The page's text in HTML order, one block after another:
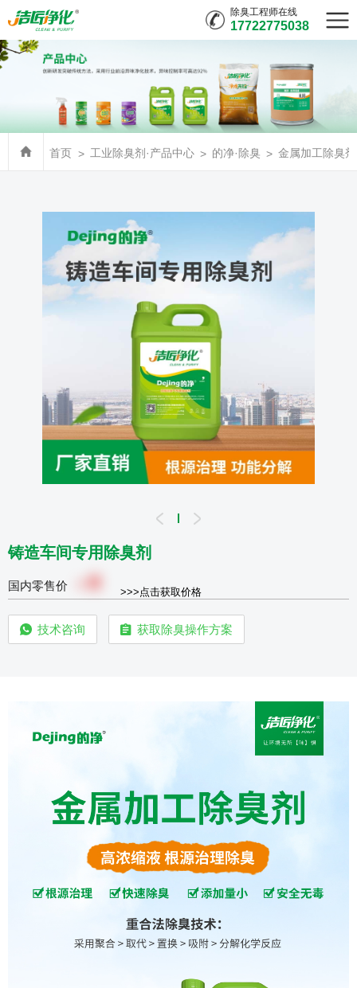
除臭工程师在线
17722775038
首页 工业除臭剂·产品中心 的净·除臭 金属加工除臭剂
铸造车间专用除臭剂
国内零售价 0 >>>点击获取价格
技术咨询 获取除臭操作方案